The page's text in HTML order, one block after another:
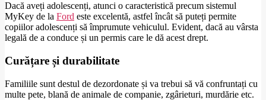
Dacă aveți adolescenți, atunci o caracteristică precum sistemul
MyKey de la Ford este excelentă, astfel încât să puteți permite
copiilor adolescenți să împrumute vehiculul. Evident, dacă au vârsta
legală de a conduce și un permis care le dă acest drept.
Curățare și durabilitate
Familiile sunt destul de dezordonate și va trebui să vă confruntați cu
multe pete, blană de animale de companie, zgârieturi, murdărie etc.